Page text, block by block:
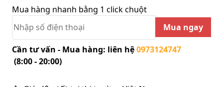
Mua hàng nhanh bằng 1 click chuột
Mua ngay
Cần tư vấn - Mua hàng: liên hệ0973124747
(8:00 - 20:00)